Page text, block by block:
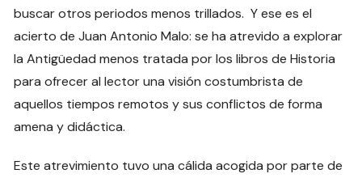
buscar otros periodos menos trillados. Y ese es el
acierto de Juan Antonio Malo: se ha atrevido a explorar
la Antigüedad menos tratada por los libros de Historia
para ofrecer al lector una visión costumbrista de
aquellos tiempos remotos y sus conflictos de forma
amena y didáctica.
Este atrevimiento tuvo una cálida acogida por parte de